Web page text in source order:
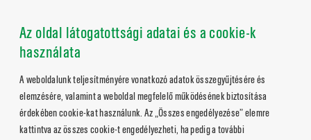
Az oldal látogatottsági adatai és a cookie-k
használata
A weboldalunk teljesítményére vonatkozó adatok összegyűjtésére és
elemzésére, valamint a weboldal megfelelő működésének biztosítása
érdekében cookie-kat használunk. Az „Összes engedélyezése” elemre
kattintva az összes cookie-t engedélyezheti, ha pedig a további